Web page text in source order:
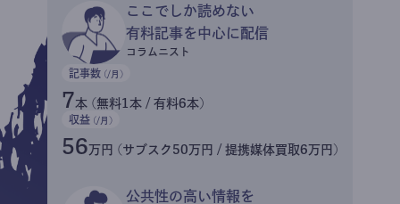
ここでしか読めない
有料記事を中心に配信
コラムニスト
記事数 (/月)
7本 (無料1本 / 有料6本)
収益 (/月)
56万円 (サブスク50万円 / 提携媒体買取6万円)
公共性の高い情報を